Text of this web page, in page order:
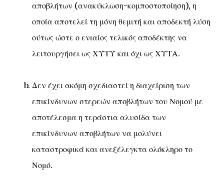
αποβλήτων (ανακύκλωση-κομποστοποίηση), η
οποία αποτελεί τη μόνη θεμιτή και αποδεκτή λύση
ούτως ώστε ο ενιαίος τελικός αποδέκτης να
λειτουργήσει ως ΧΥΤΥ και όχι ως ΧΥΤΑ.
Δεν έχει ακόμη σχεδιαστεί η διαχείριση των
επικίνδυνων στερεών αποβλήτων του Νομού με
αποτέλεσμα η τεράστια αλυσίδα των
επικίνδυνων αποβλήτων να μολύνει
καταστροφικά και ανεξέλεγκτα ολόκληρο το
Νομό.